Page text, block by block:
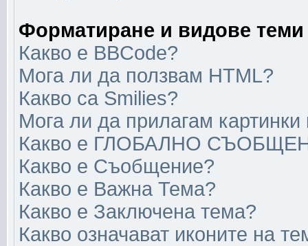
Форматиране и видове теми
Какво е BBCode?
Мога ли да ползвам HTML?
Какво са Smilies?
Мога ли да прилагам
Какво е ГЛОБАЛНО
Какво е Съобщение?
Какво е Важна Тема?
Какво е Заключена тема?
Какво означават иконите на